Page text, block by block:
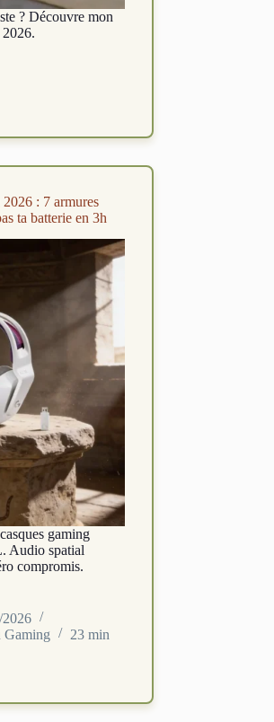
? Découvre mon
: 7 armures
ta batterie en 3h
gaming
Audio spatial
compromis.
2026
Gaming
23 min